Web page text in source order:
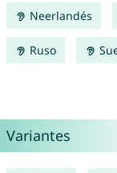
Neerlandés
Ruso
Variantes